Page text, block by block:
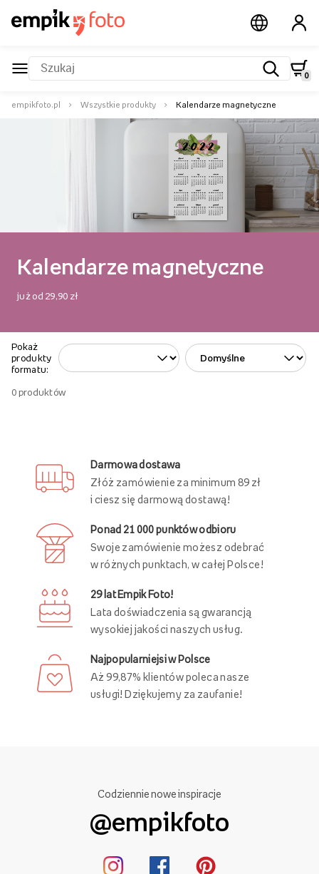
0
empikfoto.pl Wszystkie produkty Kalendarze magnetyczne
Kalendarze magnetyczne
już od 29,90 zł
Pokaż
produkty
formatu:
0 produktów
Darmowa dostawa
Złóż zamówienie za minimum 89 zł
i ciesz się darmową dostawą!
Ponad 21 000 punktów odbioru
Swoje zamówienie możesz odebrać
w różnych punktach, w całej Polsce!
29 lat Empik Foto!
Lata doświadczenia są gwarancją
wysokiej jakości naszych usług.
Najpopularniejsi w Polsce
Aż 99,87% klientów poleca nasze
usługi! Dziękujemy za zaufanie!
Codziennie nowe inspiracje
@empikfoto